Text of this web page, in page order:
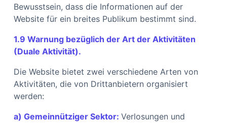
Bewusstsein, dass die Informationen auf der
Website für ein breites Publikum bestimmt sind.
1.9 Warnung bezüglich der Art der Aktivitäten
(Duale Aktivität).
Die Website bietet zwei verschiedene Arten von
Aktivitäten, die von Drittanbietern organisiert
werden:
a) Gemeinnütziger Sektor: Verlosungen und